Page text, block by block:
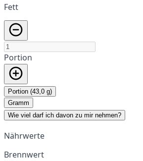
Fett
Portion
Portion (43,0 g)
Gramm
Wie viel darf ich davon zu mir nehmen?
Nährwerte
Brennwert